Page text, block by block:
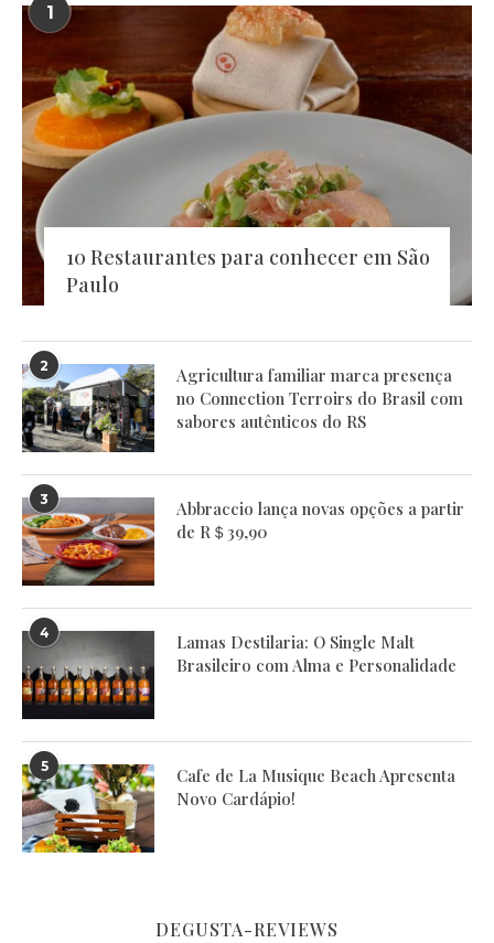
1
10 Restaurantes para conhecer em São
Paulo
2
Agricultura familiar marca presença
no Connection Terroirs do Brasil com
sabores autênticos do RS
3
Abbraccio lança novas opções a partir
de R＄39,90
4
Lamas Destilaria: O Single Malt
Brasileiro com Alma e Personalidade
5
Cafe de La Musique Beach Apresenta
Novo Cardápio!
DEGUSTA-REVIEWS